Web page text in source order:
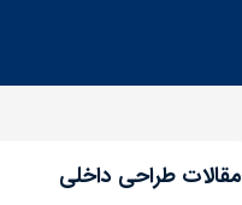
مقالات طراحی داخلی